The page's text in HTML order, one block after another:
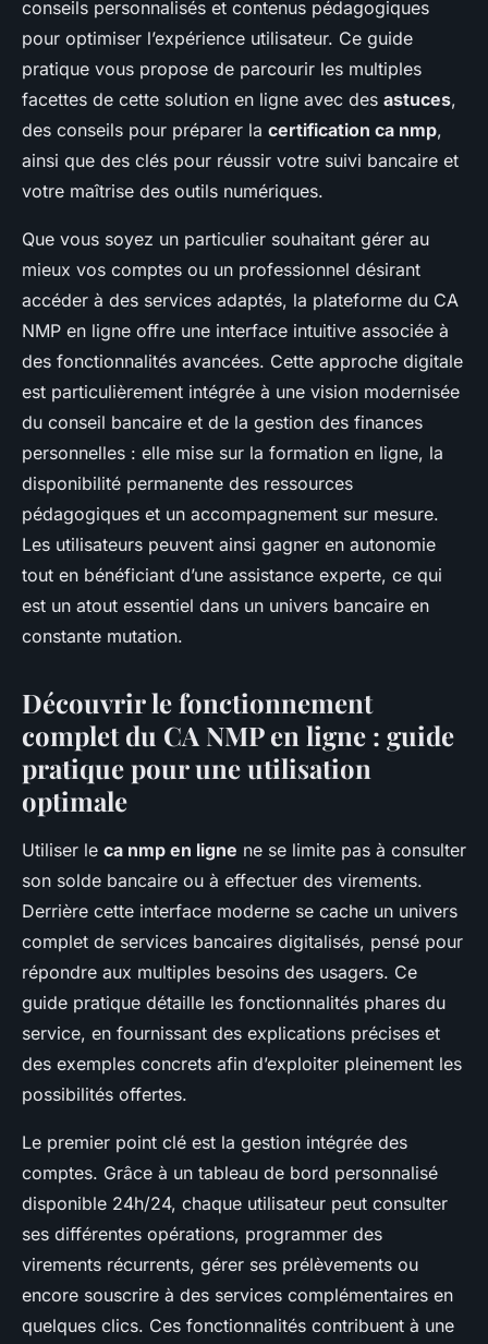
conseils personnalisés et contenus pédagogiques
pour optimiser l’expérience utilisateur. Ce guide
pratique vous propose de parcourir les multiples
facettes de cette solution en ligne avec des astuces,
des conseils pour préparer la certification ca nmp,
ainsi que des clés pour réussir votre suivi bancaire et
votre maîtrise des outils numériques.
Que vous soyez un particulier souhaitant gérer au
mieux vos comptes ou un professionnel désirant
accéder à des services adaptés, la plateforme du CA
NMP en ligne offre une interface intuitive associée à
des fonctionnalités avancées. Cette approche digitale
est particulièrement intégrée à une vision modernisée
du conseil bancaire et de la gestion des finances
personnelles : elle mise sur la formation en ligne, la
disponibilité permanente des ressources
pédagogiques et un accompagnement sur mesure.
Les utilisateurs peuvent ainsi gagner en autonomie
tout en bénéficiant d’une assistance experte, ce qui
est un atout essentiel dans un univers bancaire en
constante mutation.
Découvrir le fonctionnement
complet du CA NMP en ligne : guide
pratique pour une utilisation
optimale
Utiliser le ca nmp en ligne ne se limite pas à consulter
son solde bancaire ou à effectuer des virements.
Derrière cette interface moderne se cache un univers
complet de services bancaires digitalisés, pensé pour
répondre aux multiples besoins des usagers. Ce
guide pratique détaille les fonctionnalités phares du
service, en fournissant des explications précises et
des exemples concrets afin d’exploiter pleinement les
possibilités offertes.
Le premier point clé est la gestion intégrée des
comptes. Grâce à un tableau de bord personnalisé
disponible 24h/24, chaque utilisateur peut consulter
ses différentes opérations, programmer des
virements récurrents, gérer ses prélèvements ou
encore souscrire à des services complémentaires en
quelques clics. Ces fonctionnalités contribuent à une